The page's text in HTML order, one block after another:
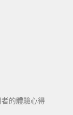
者的體驗心得